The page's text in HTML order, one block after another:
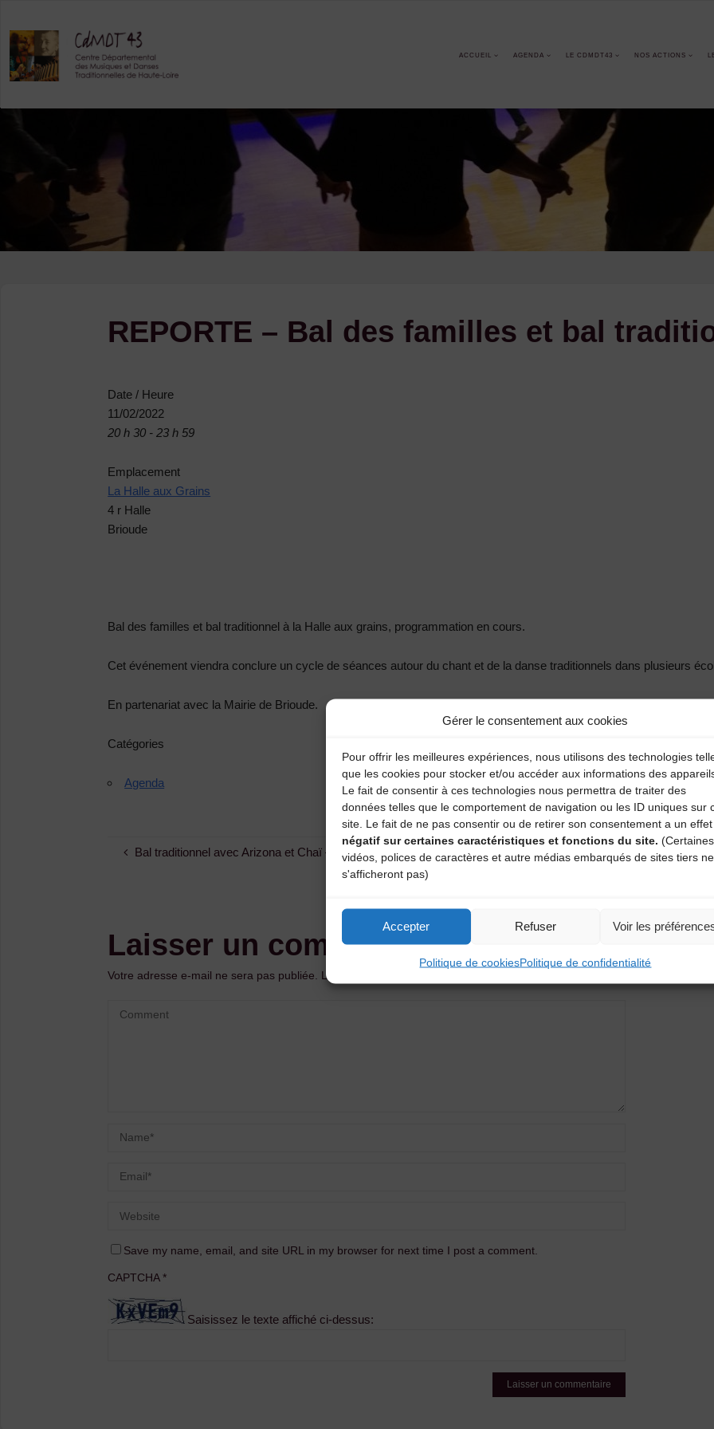
Gérer le consentement aux cookies
Pour offrir les meilleures expériences, nous utilisons des technologies
que les cookies pour stocker et/ou accéder aux informations des
Le fait de consentir à ces technologies nous permettra de traiter des
données telles que le comportement de navigation ou les ID uniques sur
site. Le fait de ne pas consentir ou de retirer son consentement a un effet
négatif sur certaines caractéristiques et fonctions du site. (Certaines
vidéos, polices de caractères et autre médias embarqués de sites tiers ne
s'afficheront pas)
Accepter Refuser Voir les
Politique de cookiesPolitique de confidentialité
content
ACCUEIL AGENDA LE CDMDT43 NOS ACTIONS
REPORTE – Bal des familles et bal
Date / Heure
11/02/2022
20 h 30 - 23 h 59
Emplacement
La Halle aux Grains
4 r Halle
Brioude
Bal des familles et bal traditionnel à la Halle aux grains, programmation en cours.
Cet événement viendra conclure un cycle de séances autour du chant et de la danse traditionnels dans plusieurs
En partenariat avec la Mairie de Brioude.
Catégories
Agenda
Bal traditionnel avec Arizona et Chaï – Annulé
Laisser un commentaire
Votre adresse e-mail ne sera pas publiée. Les champs obligatoires sont indiqués avec
Save my name, email, and site URL in my browser for next time I post a comment.
CAPTCHA*
Saisissez le texte affiché ci-dessus: